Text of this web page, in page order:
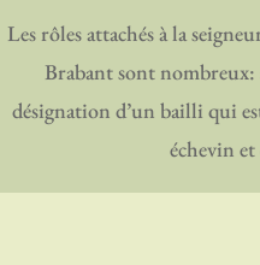
Les rôles attachés à la
Brabant sont
désignation d’un bailli qui
échevin et